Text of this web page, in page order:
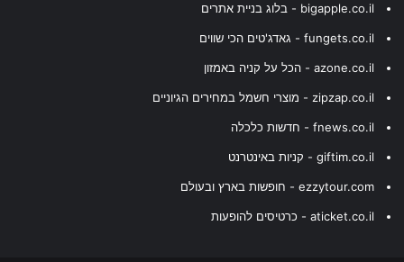
bigapple.co.il - בלוג בניית אתרים
fungets.co.il - גאדג'טים הכי שווים
azone.co.il - הכל על קניה באמזון
zipzap.co.il - מוצרי חשמל במחירים הגיוניים
fnews.co.il - חדשות כלכלה
giftim.co.il - קניות באינטרנט
ezzytour.com - חופשות בארץ ובעולם
aticket.co.il - כרטיסים להופעות